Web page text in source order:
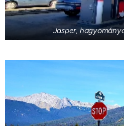
Jasper,